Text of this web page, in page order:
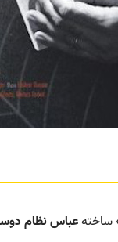
ساختهعباس نظام